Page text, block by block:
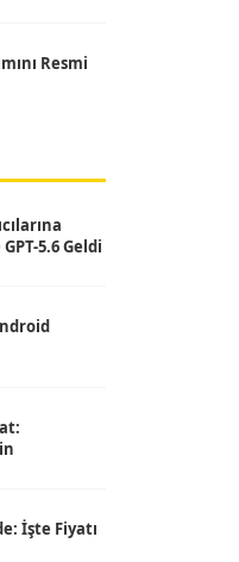
Resmi
5.6 Geldi
İşte Fiyatı